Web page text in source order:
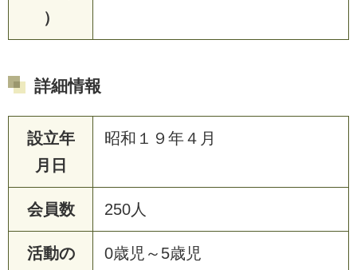
）
詳細情報
設立年
月日
昭和１９年４月
会員数 250人
活動の
0歳児～5歳児